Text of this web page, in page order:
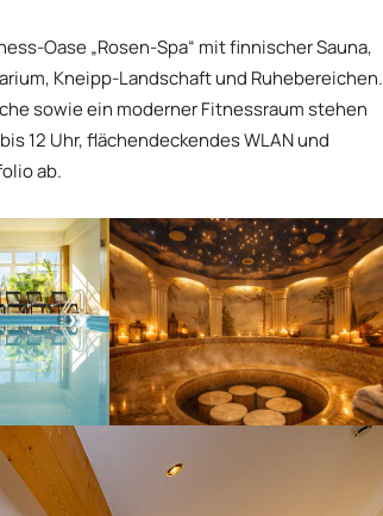
Oase „Rosen-Spa“ mit finnischer Sauna,
Kneipp-Landschaft und Ruhebereichen.
sowie ein moderner Fitnessraum stehen
12 Uhr, flächendeckendes WLAN und
ab.